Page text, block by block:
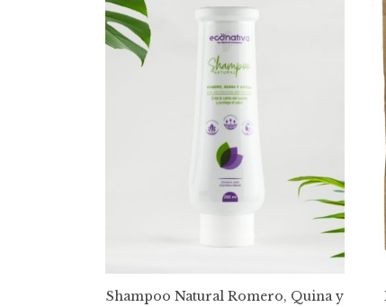
Shampoo Natural Romero, Quina y